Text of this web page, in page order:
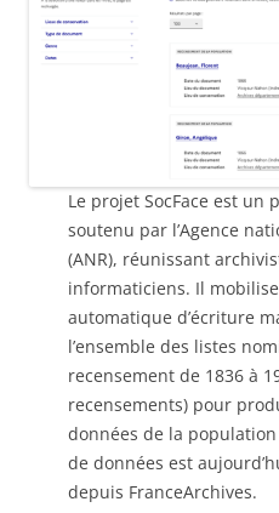
Le projet SocFace est un
soutenu par l’Agence
(ANR), réunissant
informaticiens. Il
automatique d’écriture
l’ensemble des listes
recensement de 1836 à
recensements) pour
données de la
de données est
depuis FranceArchives.